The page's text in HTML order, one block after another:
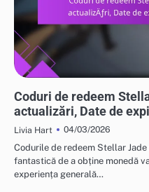
Coduri de redeem
actualizări, Date de
Livia Hart
04/03/2026
Codurile de redeem Stellar
fantastică de a obține monedă
experiența generală…